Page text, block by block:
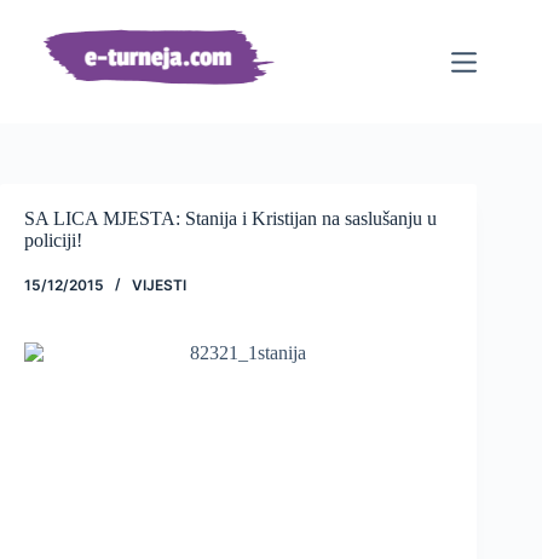
sadržaj
SA LICA MJESTA: Stanija i Kristijan na saslušanju u
policiji!
15/12/2015 VIJESTI